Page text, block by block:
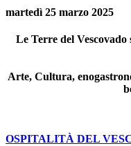
martedì 25 marzo 2025
Le Terre del Vescovado
Arte, Cultura,
OSPITALITÀ DEL